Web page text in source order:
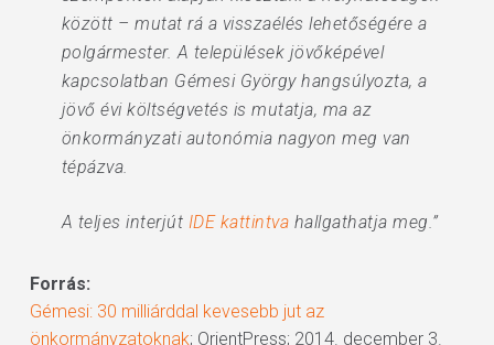
között – mutat rá a visszaélés lehetőségére a
polgármester. A települések jövőképével
kapcsolatban Gémesi György hangsúlyozta, a
jövő évi költségvetés is mutatja, ma az
önkormányzati autonómia nagyon meg van
tépázva.
A teljes interjút IDE kattintva hallgathatja meg.”
Forrás:
Gémesi: 30 milliárddal kevesebb jut az
önkormányzatoknak; OrientPress; 2014. december 3.